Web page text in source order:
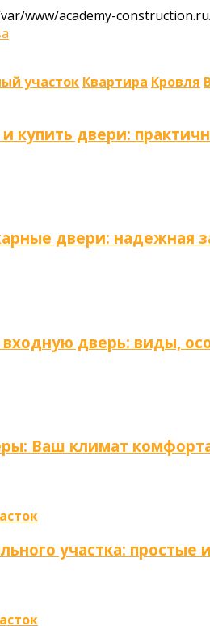
var/www/academy-
участок Квартира Кровля
и купить двери:
двери: надежная
входную дверь: виды,
Ваш климат
участка: